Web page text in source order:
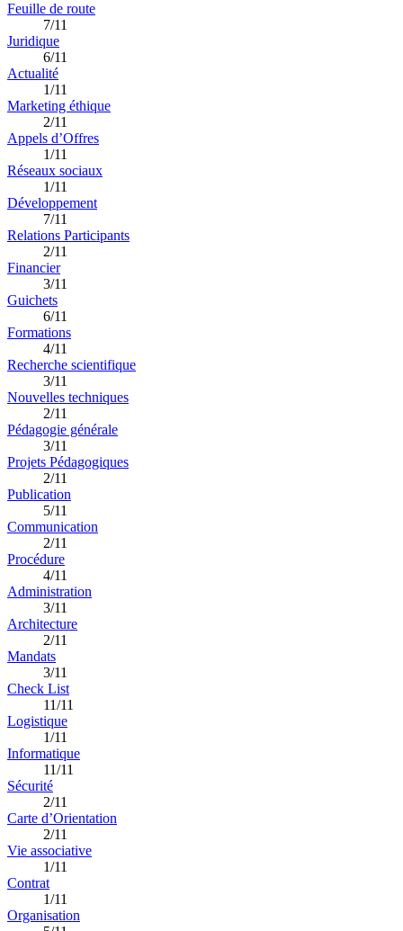
Feuille de route
7/11
Juridique
6/11
Actualité
1/11
Marketing éthique
2/11
Appels d’Offres
1/11
Réseaux sociaux
1/11
Développement
7/11
Relations Participants
2/11
Financier
3/11
Guichets
6/11
Formations
4/11
Recherche scientifique
3/11
Nouvelles techniques
2/11
Pédagogie générale
3/11
Projets Pédagogiques
2/11
Publication
5/11
Communication
2/11
Procédure
4/11
Administration
3/11
Architecture
2/11
Mandats
3/11
Check List
11/11
Logistique
1/11
Informatique
11/11
Sécurité
2/11
Carte d’Orientation
2/11
Vie associative
1/11
Contrat
1/11
Organisation